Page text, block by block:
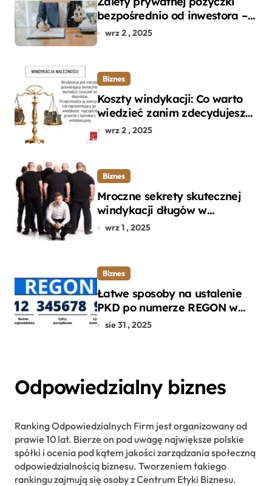
bezpośrednio od inwestora –
dlaczego warto?
wrz 2 , 2025
Biznes
Koszty windykacji: Co warto
wiedzieć zanim zdecydujesz
się na odzyskanie długu?
wrz 2 , 2025
Biznes
Mroczne sekrety skutecznej
windykacji długów w
departamencie windykacji
wrz 1 , 2025
Biznes
Łatwe sposoby na ustalenie
PKD po numerze REGON w
kilku prostych krokach
sie 31 , 2025
Odpowiedzialny biznes
Ranking Odpowiedzialnych Firm jest organizowany od
prawie 10 lat. Bierze on pod uwagę największe polskie
spółki i ocenia pod kątem jakości zarządzania społeczną
odpowiedzialnością biznesu. Tworzeniem takiego
rankingu zajmują się osoby z Centrum Etyki Biznesu.